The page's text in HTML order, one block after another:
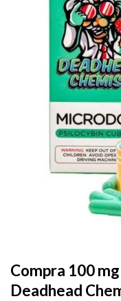
Compra 100
Deadhead